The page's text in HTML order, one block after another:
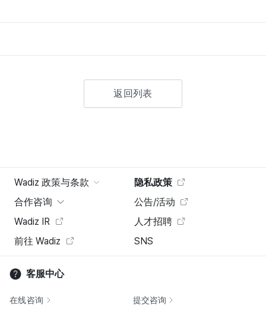
返回列表
Wadiz 政策与条款
隐私政策
合作咨询
公告/活动
Wadiz IR
人才招聘
前往 Wadiz
SNS
客服中心
在线咨询 提交咨询